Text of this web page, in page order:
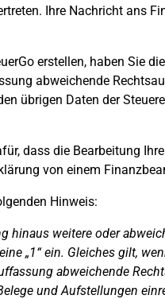
Ihre Nachricht ans
erstellen, haben Sie
abweichende
übrigen Daten der
dass die Bearbeitung
von einem
Hinweis:
hinaus weitere oder
„1“ ein. Gleiches gilt,
abweichende
und Aufstellungen